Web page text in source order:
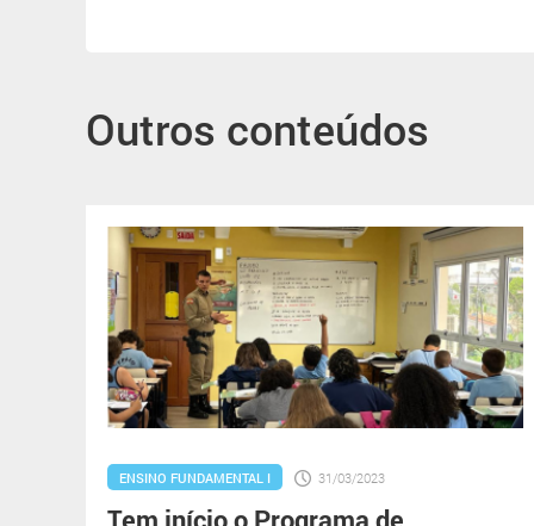
Outros conteúdos
ENSINO FUNDAMENTAL I 31/03/2023